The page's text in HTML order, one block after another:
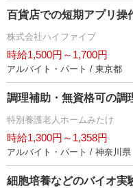
百貨店での短期アプリ操
株式会社ハイファイブ
時給1,500円～1,700円
アルバイト・パート / 東京都
調理補助・無資格可の調
特別養護老人ホームみたけ
時給1,300円～1,358円
アルバイト・パート / 神奈川県
細胞培養などのバイオ実